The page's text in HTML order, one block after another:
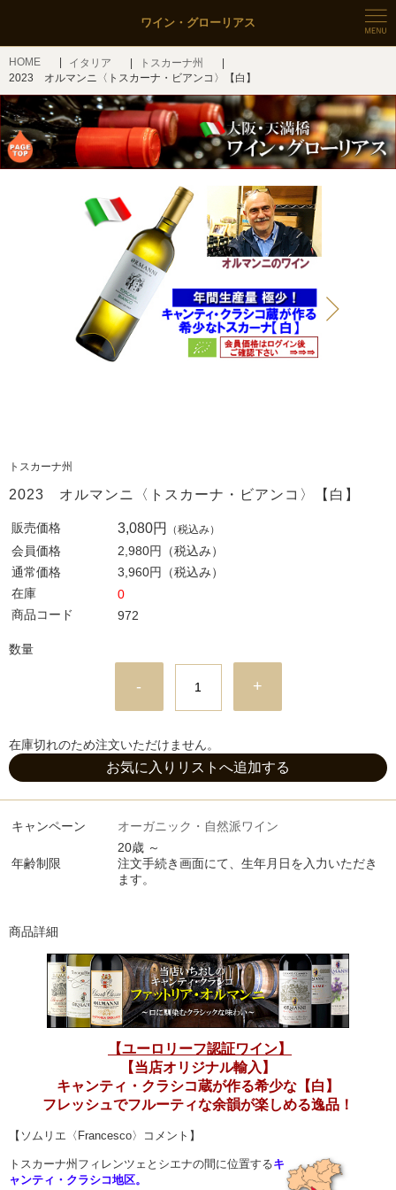
ワイン・グローリアス
HOME イタリア
トスカーナ州
2023 オルマンニ〈トスカーナ・ビアンコ〉【白】
トスカーナ州
2023 オルマンニ〈トスカーナ・ビアンコ〉【白】
販売価格 3,080円 （税込み）
会員価格 2,980円
（税込み）
通常価格
3,960円
（税込み）
在庫
0
商品コード
972
数量
- +
在庫切れのため注文いただけません。
お気に入りリストへ追加する
キャンペーン オーガニック・自然派ワイン
年齢制限
20歳 ～
注文手続き画面にて、生年月日を入力いただき
ます。
商品詳細
【ユーロリーフ認証ワイン】
【当店オリジナル輸入】
キャンティ・クラシコ蔵が作る希少な【白】
フレッシュでフルーティな余韻が楽しめる逸品！
【ソムリエ〈Francesco〉コメント】
トスカーナ州フィレンツェとシエナの間に位置するキ
ャンティ・クラシコ地区。